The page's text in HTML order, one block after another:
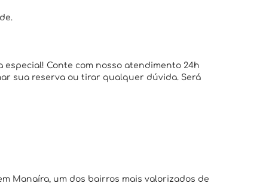
Conte com nosso atendimento 24h
sua reserva ou tirar qualquer dúvida. Será
Manaíra, um dos bairros mais valorizados de